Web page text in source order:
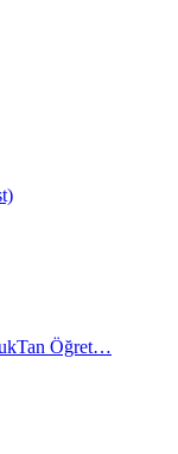
Öğret…